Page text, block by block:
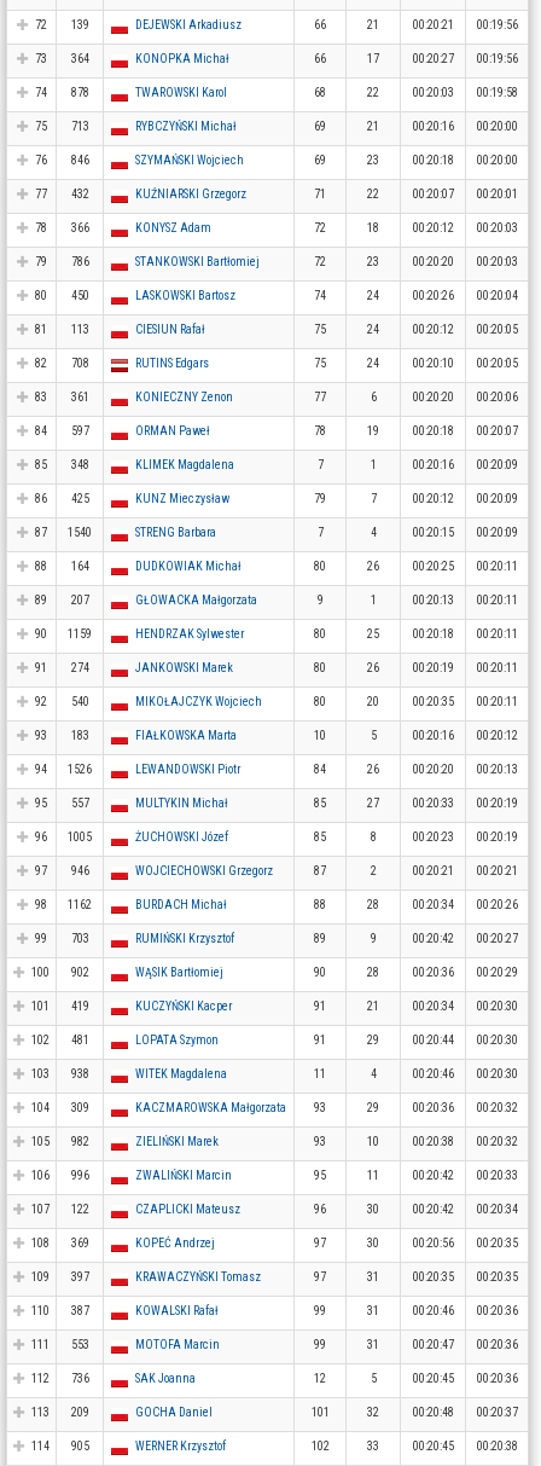
72 139 DEJEWSKI Arkadiusz 66 21 00:20:21 00:19:56
73 364 KONOPKA Michał 66 17 00:20:27 00:19:56
74 878 TWAROWSKI Karol 68 22 00:20:03 00:19:58
75 713 RYBCZYŃSKI Michał 69 21 00:20:16 00:20:00
76 846 SZYMAŃSKI Wojciech 69 23 00:20:18 00:20:00
77 432 KUŹNIARSKI Grzegorz 71 22 00:20:07 00:20:01
78 366 KONYSZ Adam 72 18 00:20:12 00:20:03
79 786 STANKOWSKI Bartłomiej 72 23 00:20:20 00:20:03
80 450 LASKOWSKI Bartosz 74 24 00:20:26 00:20:04
81 113 CIESIUN Rafał 75 24 00:20:12 00:20:05
82 708 RUTINS Edgars 75 24 00:20:10 00:20:05
83 361 KONIECZNY Zenon 77 6 00:20:20 00:20:06
84 597 ORMAN Paweł 78 19 00:20:18 00:20:07
85 348 KLIMEK Magdalena 7 1 00:20:16 00:20:09
86 425 KUNZ Mieczysław 79 7 00:20:12 00:20:09
87 1540 STRENG Barbara 7 4 00:20:15 00:20:09
88 164 DUDKOWIAK Michał 80 26 00:20:25 00:20:11
89 207 GŁOWACKA Małgorzata 9 1 00:20:13 00:20:11
90 1159 HENDRZAK Sylwester 80 25 00:20:18 00:20:11
91 274 JANKOWSKI Marek 80 26 00:20:19 00:20:11
92 540 MIKOŁAJCZYK Wojciech 80 20 00:20:35 00:20:11
93 183 FIAŁKOWSKA Marta 10 5 00:20:16 00:20:12
94 1526 LEWANDOWSKI Piotr 84 26 00:20:20 00:20:13
95 557 MULTYKIN Michał 85 27 00:20:33 00:20:19
96 1005 ŻUCHOWSKI Józef 85 8 00:20:23 00:20:19
97 946 WOJCIECHOWSKI Grzegorz 87 2 00:20:21 00:20:21
98 1162 BURDACH Michał 88 28 00:20:34 00:20:26
99 703 RUMIŃSKI Krzysztof 89 9 00:20:42 00:20:27
100 902 WĄSIK Bartłomiej 90 28 00:20:36 00:20:29
101 419 KUCZYŃSKI Kacper 91 21 00:20:34 00:20:30
102 481 LOPATA Szymon 91 29 00:20:44 00:20:30
103 938 WITEK Magdalena 11 4 00:20:46 00:20:30
104 309 KACZMAROWSKA Małgorzata 93 29 00:20:36 00:20:32
105 982 ZIELIŃSKI Marek 93 10 00:20:38 00:20:32
106 996 ZWALIŃSKI Marcin 95 11 00:20:42 00:20:33
107 122 CZAPLICKI Mateusz 96 30 00:20:42 00:20:34
108 369 KOPEĆ Andrzej 97 30 00:20:56 00:20:35
109 397 KRAWACZYŃSKI Tomasz 97 31 00:20:35 00:20:35
110 387 KOWALSKI Rafał 99 31 00:20:46 00:20:36
111 553 MOTOFA Marcin 99 31 00:20:47 00:20:36
112 736 SAK Joanna 12 5 00:20:45 00:20:36
113 209 GOCHA Daniel 101 32 00:20:48 00:20:37
114 905 WERNER Krzysztof 102 33 00:20:45 00:20:38